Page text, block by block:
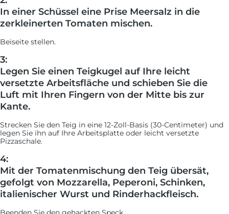
In einer Schüssel eine Prise Meersalz in die
zerkleinerten Tomaten mischen.
Beiseite stellen.
3:
Legen Sie einen Teigkugel auf Ihre leicht
versetzte Arbeitsfläche und schieben Sie die
Luft mit Ihren Fingern von der Mitte bis zur
Kante.
Strecken Sie den Teig in eine 12-Zoll-Basis (30-Centimeter) und
legen Sie ihn auf Ihre Arbeitsplatte oder leicht versetzte
Pizzaschale.
4:
Mit der Tomatenmischung den Teig übersät,
gefolgt von Mozzarella, Peperoni, Schinken,
italienischer Wurst und Rinderhackfleisch.